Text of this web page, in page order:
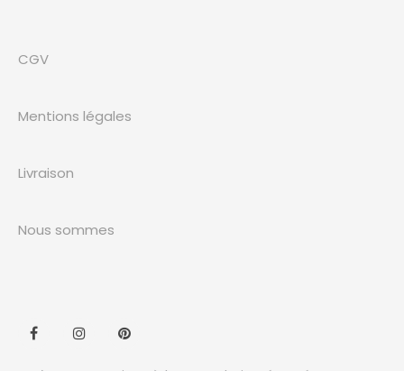
CGV
Mentions légales
Livraison
Nous sommes